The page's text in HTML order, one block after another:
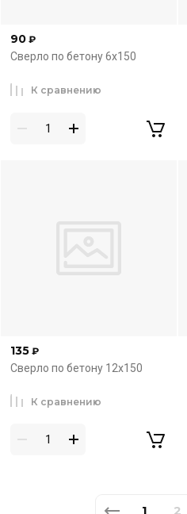
90 ₽
Сверло по бетону 6х150
К сравнению
135 ₽
Сверло по бетону 12х150
К сравнению
1 2